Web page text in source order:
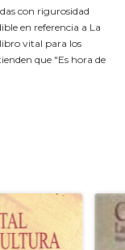
con rigurosidad
en referencia a La
vital para los
que "Es hora de